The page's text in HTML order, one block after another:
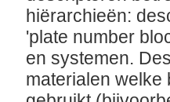
hiërarchieën:
'plate number
en systemen.
materialen welke